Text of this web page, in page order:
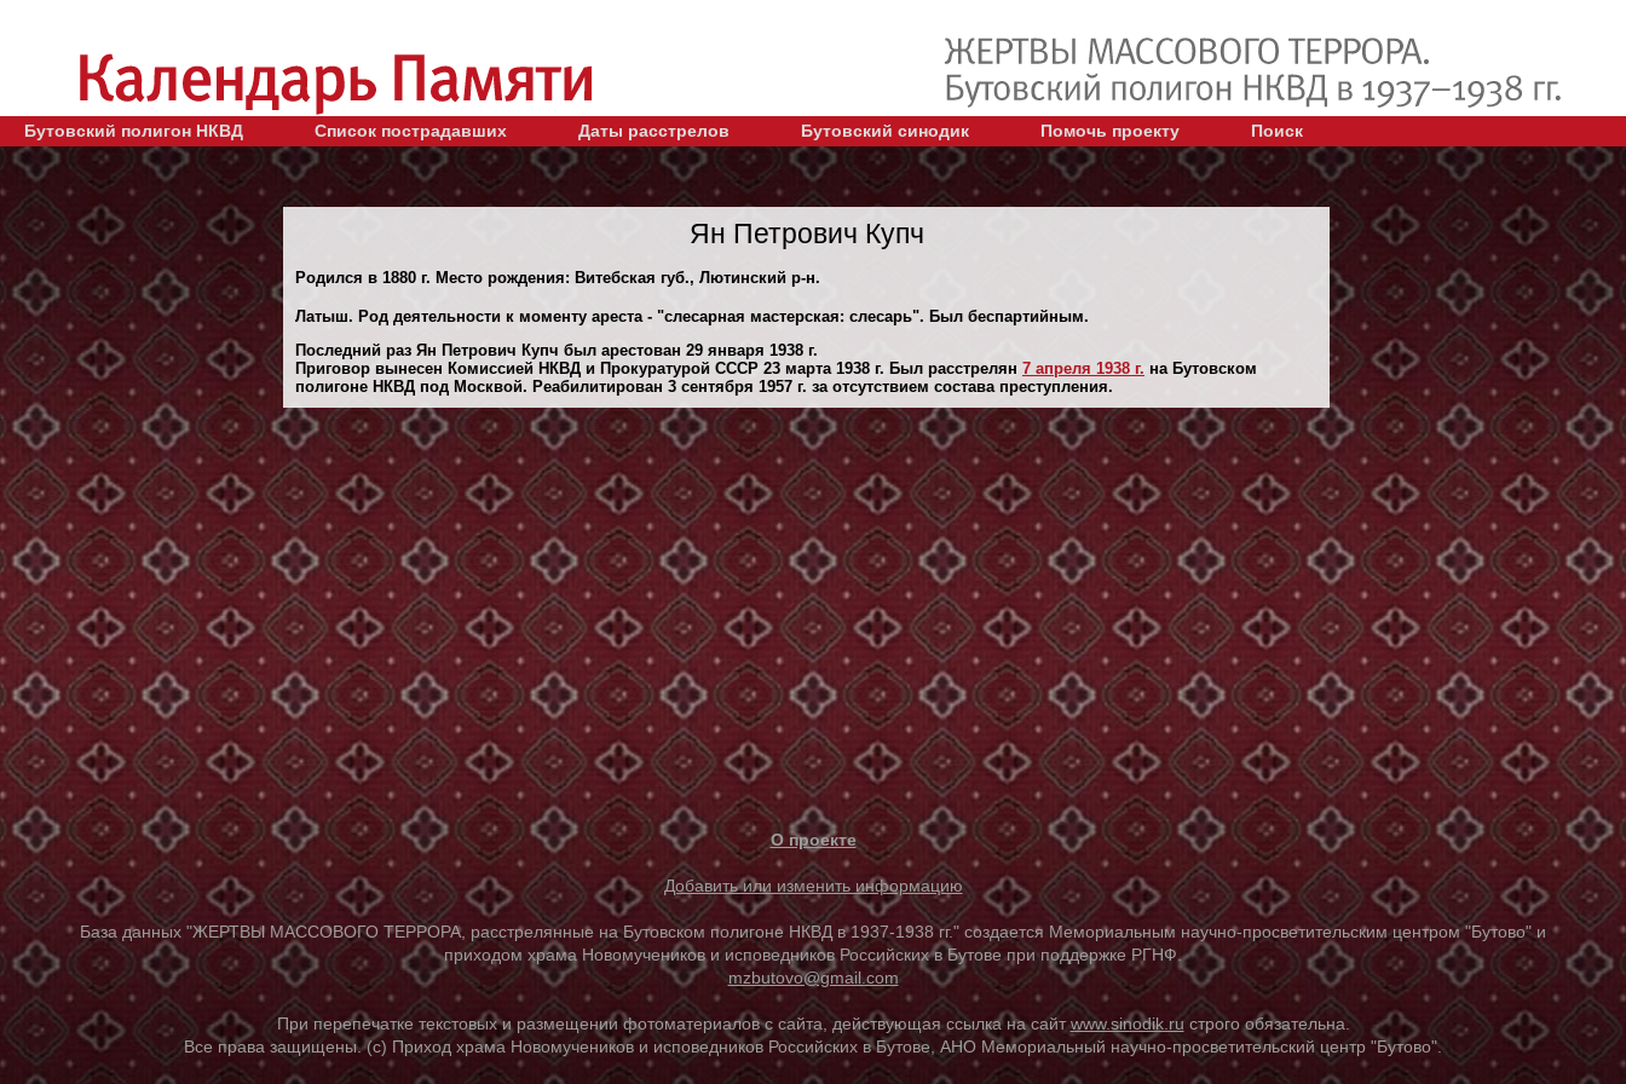
Бутовский полигон НКВД Список пострадавших Даты расстрелов Бутовский синодик Помочь проекту Поиск
Ян Петрович Купч
Родился в 1880 г. Место рождения: Витебская губ., Лютинский р-н.
Латыш. Род деятельности к моменту ареста - "слесарная мастерская: слесарь". Был беспартийным.
Последний раз Ян Петрович Купч был арестован 29 января 1938 г.
Приговор вынесен Комиссией НКВД и Прокуратурой СССР 23 марта 1938 г. Был расстрелян 7 апреля 1938 г. на Бутовском
полигоне НКВД под Москвой. Реабилитирован 3 сентября 1957 г. за отсутствием состава преступления.
О проекте
Добавить или изменить информацию
База данных "ЖЕРТВЫ МАССОВОГО ТЕРРОРА, расстрелянные на Бутовском полигоне НКВД в 1937-1938 гг." создается Мемориальным научно-просветительским центром "Бутово" и
приходом храма Новомучеников и исповедников Российских в Бутове при поддержке РГНФ.
mzbutovo@gmail.com
При перепечатке текстовых и размещении фотоматериалов с сайта, действующая ссылка на сайтwww.sinodik.ru строго обязательна.
Все права защищены. (с) Приход храма Новомучеников и исповедников Российских в Бутове, АНО Мемориальный научно-просветительский центр "Бутово".